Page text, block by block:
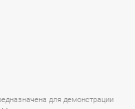
для демонстрации